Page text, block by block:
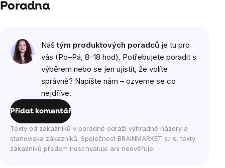
Poradna
Náštým produktových poradců je tu pro
vás (Po–Pá, 8–18 hod). Potřebujete poradit s
výběrem nebo se jen ujistit, že volíte
správně? Napište nám – ozveme se co
nejdříve.
Přidat komentář
Texty od zákazníků v poradně odráží výhradně názory a
stanoviska zákazníků. Společnost BRAINMARKET s.r.o. texty
zákazníků předem neschvaluje ani neověřuje.